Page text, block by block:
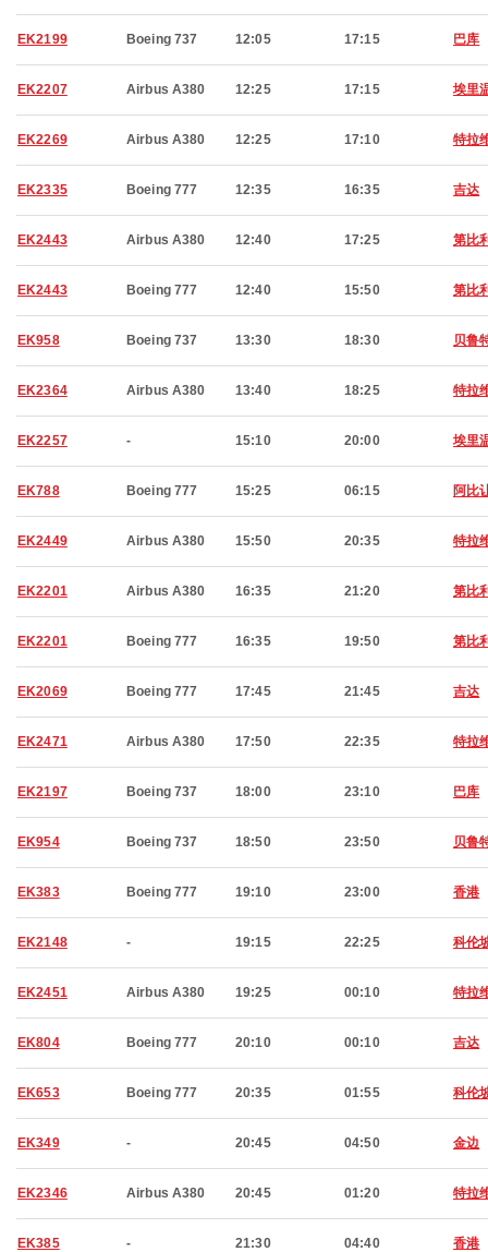
EK2199 Boeing 737 12:05 17:15 巴库
EK2207 Airbus A380 12:25 17:15 埃里
EK2269 Airbus A380 12:25 17:10 特拉
EK2335 Boeing 777 12:35 16:35 吉达
EK2443 Airbus A380 12:40 17:25 第比
EK2443 Boeing 777 12:40 15:50 第比
EK958 Boeing 737 13:30 18:30 贝鲁
EK2364 Airbus A380 13:40 18:25 特拉
EK2257 - 15:10 20:00 埃里
EK788 Boeing 777 15:25 06:15 阿比
EK2449 Airbus A380 15:50 20:35 特拉
EK2201 Airbus A380 16:35 21:20 第比
EK2201 Boeing 777 16:35 19:50 第比
EK2069 Boeing 777 17:45 21:45 吉达
EK2471 Airbus A380 17:50 22:35 特拉
EK2197 Boeing 737 18:00 23:10 巴库
EK954 Boeing 737 18:50 23:50 贝鲁
EK383 Boeing 777 19:10 23:00 香港
EK2148 - 19:15 22:25 科伦
EK2451 Airbus A380 19:25 00:10 特拉
EK804 Boeing 777 20:10 00:10 吉达
EK653 Boeing 777 20:35 01:55 科伦
EK349 - 20:45 04:50 金边
EK2346 Airbus A380 20:45 01:20 特拉
EK385 - 21:30 04:40 香港